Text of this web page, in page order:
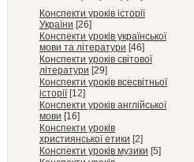
Конспекти уроків історії
України [26]
Конспекти уроків української
мови та літератури [46]
Конспекти уроків світової
літератури [29]
Конспекти уроків всесвітньої
історії [12]
Конспекти уроків англійської
мови [16]
Конспекти уроків
християнської етики [2]
Конспекти уроків музики [5]